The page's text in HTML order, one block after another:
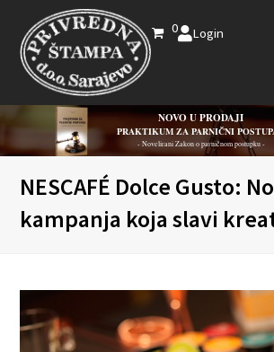
0 Login
NOVO U PRODAJI
PRAKTIKUM ZA PARNIČNI
- Novelirani Zakon o parničnom postupku -
NESCAFÉ Dolce Gusto:
kampanja koja slavi